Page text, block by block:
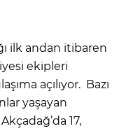
ilk andan itibaren
ekipleri
açılıyor. Bazı
yaşayan
17,